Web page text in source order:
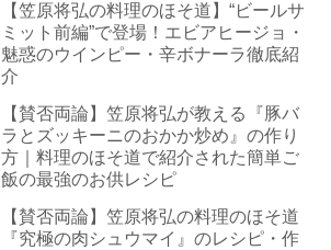
【笠原将弘の料理のほそ道】“ビールサ
ミット前編”で登場！エビアヒージョ・
魅惑のウインピー・辛ボナーラ徹底紹
介
【賛否両論】笠原将弘が教える『豚バ
ラとズッキーニのおかか炒め』の作り
方｜料理のほそ道で紹介された簡単ご
飯の最強のお供レシピ
【賛否両論】笠原将弘の料理のほそ道
『究極の肉シュウマイ』のレシピ・作